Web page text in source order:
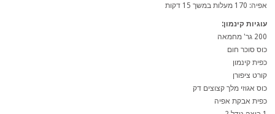
אפיה: 170 מעלות במשך 15 דקות
עוגיות קינמון:
200 גר' מחמאה
כוס סוכר חום
כפית קינמון
קורט ציפורן
כוס אגוזי מלך קצוצים דק
כפית אבקת אפיה